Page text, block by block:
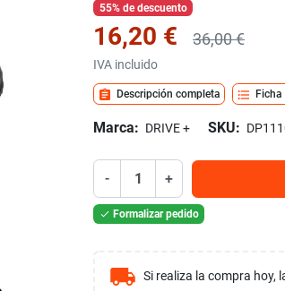
55% de descuento
16,20 € 36,00 €
IVA incluido
assignment Descripción completa format_list_bulleted Ficha
Marca: DRIVE + SKU:
- +
 Formalizar pedido
local_shipping Si realiza la compra hoy,